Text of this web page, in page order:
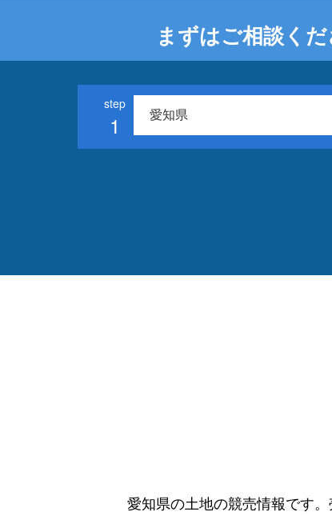
まずはご相談く
1
愛知県の土地の競売情報です